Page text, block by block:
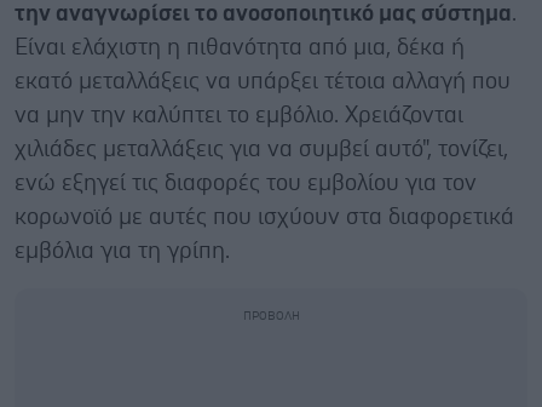
την αναγνωρίσει το ανοσοποιητικό μας σύστημα.
Είναι ελάχιστη η πιθανότητα από μια, δέκα ή
εκατό μεταλλάξεις να υπάρξει τέτοια αλλαγή που
να μην την καλύπτει το εμβόλιο. Χρειάζονται
χιλιάδες μεταλλάξεις για να συμβεί αυτό", τονίζει,
ενώ εξηγεί τις διαφορές του εμβολίου για τον
κορωνοϊό με αυτές που ισχύουν στα διαφορετικά
εμβόλια για τη γρίπη.